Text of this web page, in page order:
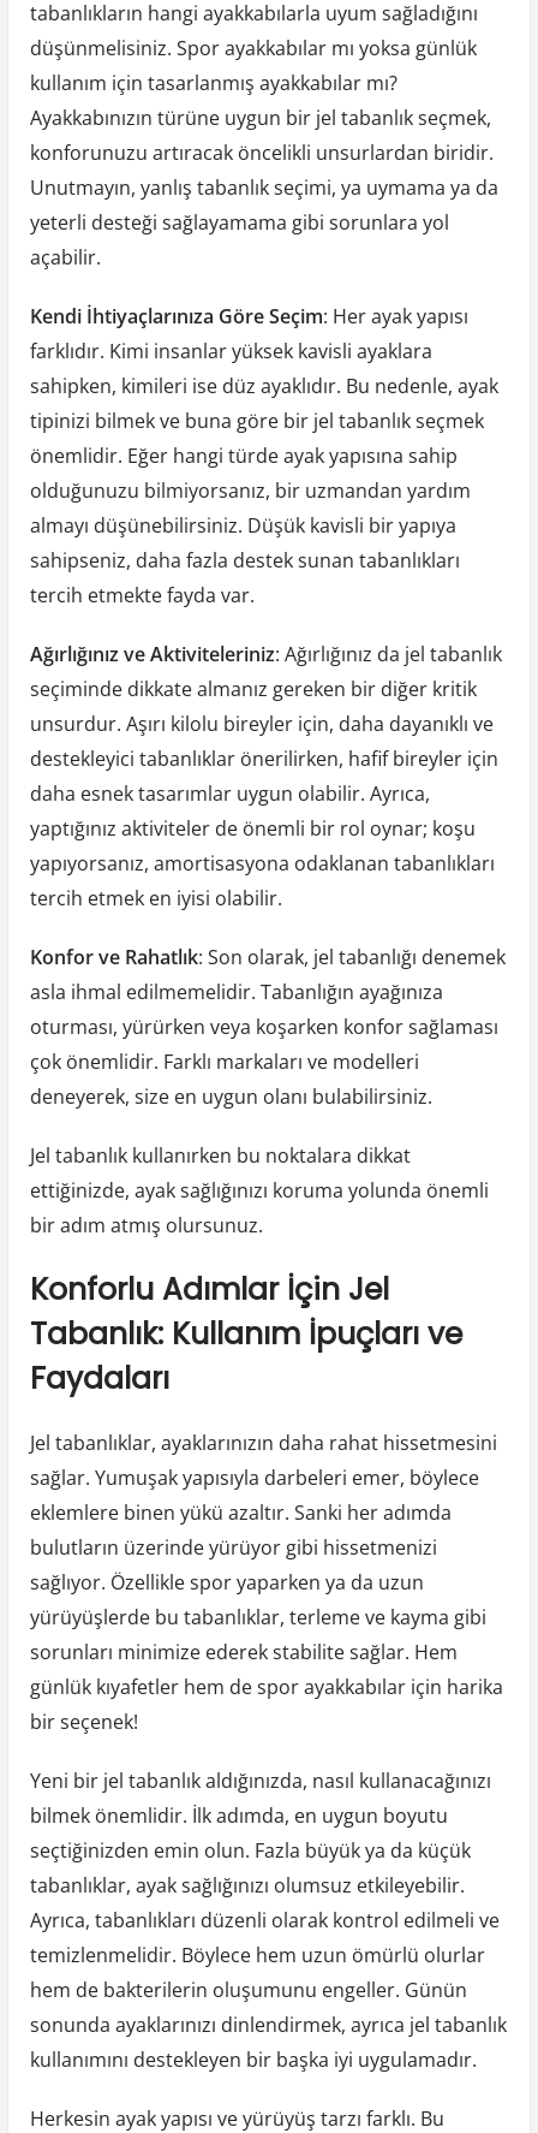
tabanlıkların hangi ayakkabılarla uyum sağladığını
düşünmelisiniz. Spor ayakkabılar mı yoksa günlük
kullanım için tasarlanmış ayakkabılar mı?
Ayakkabınızın türüne uygun bir jel tabanlık seçmek,
konforunuzu artıracak öncelikli unsurlardan biridir.
Unutmayın, yanlış tabanlık seçimi, ya uymama ya da
yeterli desteği sağlayamama gibi sorunlara yol
açabilir.
Kendi İhtiyaçlarınıza Göre Seçim: Her ayak yapısı
farklıdır. Kimi insanlar yüksek kavisli ayaklara
sahipken, kimileri ise düz ayaklıdır. Bu nedenle, ayak
tipinizi bilmek ve buna göre bir jel tabanlık seçmek
önemlidir. Eğer hangi türde ayak yapısına sahip
olduğunuzu bilmiyorsanız, bir uzmandan yardım
almayı düşünebilirsiniz. Düşük kavisli bir yapıya
sahipseniz, daha fazla destek sunan tabanlıkları
tercih etmekte fayda var.
Ağırlığınız ve Aktiviteleriniz: Ağırlığınız da jel tabanlık
seçiminde dikkate almanız gereken bir diğer kritik
unsurdur. Aşırı kilolu bireyler için, daha dayanıklı ve
destekleyici tabanlıklar önerilirken, hafif bireyler için
daha esnek tasarımlar uygun olabilir. Ayrıca,
yaptığınız aktiviteler de önemli bir rol oynar; koşu
yapıyorsanız, amortisasyona odaklanan tabanlıkları
tercih etmek en iyisi olabilir.
Konfor ve Rahatlık: Son olarak, jel tabanlığı denemek
asla ihmal edilmemelidir. Tabanlığın ayağınıza
oturması, yürürken veya koşarken konfor sağlaması
çok önemlidir. Farklı markaları ve modelleri
deneyerek, size en uygun olanı bulabilirsiniz.
Jel tabanlık kullanırken bu noktalara dikkat
ettiğinizde, ayak sağlığınızı koruma yolunda önemli
bir adım atmış olursunuz.
Konforlu Adımlar İçin Jel
Tabanlık: Kullanım İpuçları ve
Faydaları
Jel tabanlıklar, ayaklarınızın daha rahat hissetmesini
sağlar. Yumuşak yapısıyla darbeleri emer, böylece
eklemlere binen yükü azaltır. Sanki her adımda
bulutların üzerinde yürüyor gibi hissetmenizi
sağlıyor. Özellikle spor yaparken ya da uzun
yürüyüşlerde bu tabanlıklar, terleme ve kayma gibi
sorunları minimize ederek stabilite sağlar. Hem
günlük kıyafetler hem de spor ayakkabılar için harika
bir seçenek!
Yeni bir jel tabanlık aldığınızda, nasıl kullanacağınızı
bilmek önemlidir. İlk adımda, en uygun boyutu
seçtiğinizden emin olun. Fazla büyük ya da küçük
tabanlıklar, ayak sağlığınızı olumsuz etkileyebilir.
Ayrıca, tabanlıkları düzenli olarak kontrol edilmeli ve
temizlenmelidir. Böylece hem uzun ömürlü olurlar
hem de bakterilerin oluşumunu engeller. Günün
sonunda ayaklarınızı dinlendirmek, ayrıca jel tabanlık
kullanımını destekleyen bir başka iyi uygulamadır.
Herkesin ayak yapısı ve yürüyüş tarzı farklı. Bu